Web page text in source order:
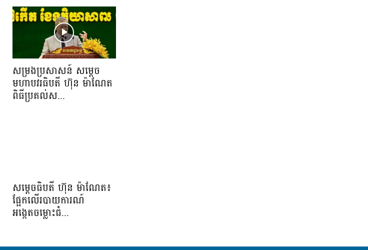
រហ័ស
សម្រងប្រសាសន៍ សម្ដេច
មហាបវរធិបតី ហ៊ុន ម៉ាណែត
ពិធីប្រគល់ស...
សម្តេចធិបតី ហ៊ុន ម៉ាណែត៖
ផ្អែកលើរបាយការណ៍
អង្កេតចម្លោះជំ...